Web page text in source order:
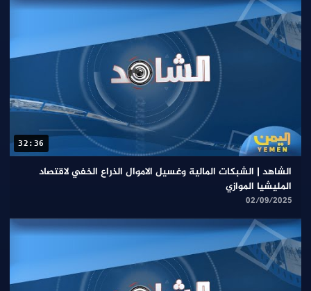
32:36
الشاهد | الشبكات المالية وغسيل الاموال الذراع الخفي لاقتصاد
المليشيا الموازي
02/09/2025